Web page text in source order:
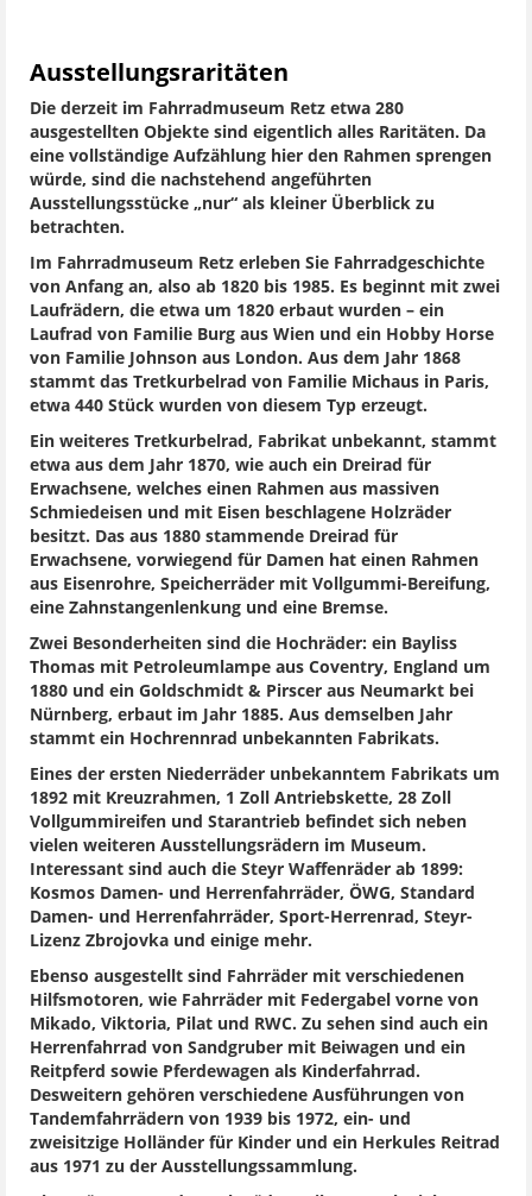
Ausstellungsraritäten
Die derzeit im Fahrradmuseum Retz etwa 280
ausgestellten Objekte sind eigentlich alles Raritäten. Da
eine vollständige Aufzählung hier den Rahmen sprengen
würde, sind die nachstehend angeführten
Ausstellungsstücke „nur“ als kleiner Überblick zu
betrachten.
Im Fahrradmuseum Retz erleben Sie Fahrradgeschichte
von Anfang an, also ab 1820 bis 1985. Es beginnt mit zwei
Laufrädern, die etwa um 1820 erbaut wurden – ein
Laufrad von Familie Burg aus Wien und ein Hobby Horse
von Familie Johnson aus London. Aus dem Jahr 1868
stammt das Tretkurbelrad von Familie Michaus in Paris,
etwa 440 Stück wurden von diesem Typ erzeugt.
Ein weiteres Tretkurbelrad, Fabrikat unbekannt, stammt
etwa aus dem Jahr 1870, wie auch ein Dreirad für
Erwachsene, welches einen Rahmen aus massiven
Schmiedeisen und mit Eisen beschlagene Holzräder
besitzt. Das aus 1880 stammende Dreirad für
Erwachsene, vorwiegend für Damen hat einen Rahmen
aus Eisenrohre, Speicherräder mit Vollgummi-Bereifung,
eine Zahnstangenlenkung und eine Bremse.
Zwei Besonderheiten sind die Hochräder: ein Bayliss
Thomas mit Petroleumlampe aus Coventry, England um
1880 und ein Goldschmidt & Pirscer aus Neumarkt bei
Nürnberg, erbaut im Jahr 1885. Aus demselben Jahr
stammt ein Hochrennrad unbekannten Fabrikats.
Eines der ersten Niederräder unbekanntem Fabrikats um
1892 mit Kreuzrahmen, 1 Zoll Antriebskette, 28 Zoll
Vollgummireifen und Starantrieb befindet sich neben
vielen weiteren Ausstellungsrädern im Museum.
Interessant sind auch die Steyr Waffenräder ab 1899:
Kosmos Damen- und Herrenfahrräder, ÖWG, Standard
Damen- und Herrenfahrräder, Sport-Herrenrad, Steyr-
Lizenz Zbrojovka und einige mehr.
Ebenso ausgestellt sind Fahrräder mit verschiedenen
Hilfsmotoren, wie Fahrräder mit Federgabel vorne von
Mikado, Viktoria, Pilat und RWC. Zu sehen sind auch ein
Herrenfahrrad von Sandgruber mit Beiwagen und ein
Reitpferd sowie Pferdewagen als Kinderfahrrad.
Desweitern gehören verschiedene Ausführungen von
Tandemfahrrädern von 1939 bis 1972, ein- und
zweisitzige Holländer für Kinder und ein Herkules Reitrad
aus 1971 zu der Ausstellungssammlung.